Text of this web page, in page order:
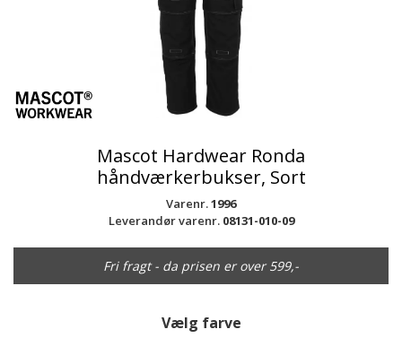
Mascot Hardwear Ronda
håndværkerbukser, Sort
Varenr.1996
Leverandør varenr. 08131-010-09
Fri fragt - da prisen er over 599,-
Vælg farve